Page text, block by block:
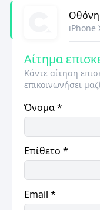
iPhone
Αίτημα
Κάντε αίτηση
επικοινωνήσει
Όνομα*
Επίθετο *
Email *